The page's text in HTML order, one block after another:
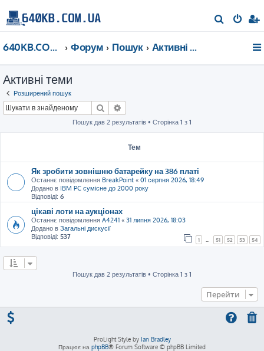
о
640KB.COM.UA Форум Пошук Активні теми
Активні теми
Розширений пошук
Пошук
Пошук дав 2 результатів • Сторінка 1 з 1
Тем
Як зробити зовнішню батарейку на 386 платі
Останнє повідомлення BreakPoint « 01 серпня 2026, 18:49
Додано в IBM PC сумісне до 2000 року
Відповіді: 6
цікаві лоти на аукціонах
Останнє повідомлення A4241 « 31 липня 2026, 18:03
Додано в Загальні дискусії
Відповіді: 537 1 51 52 53 54
Пошук дав 2 результатів • Сторінка 1 з 1
Перейти
ProLight Style by Ian Bradley
Працює на phpBB® Forum Software © phpBB Limited